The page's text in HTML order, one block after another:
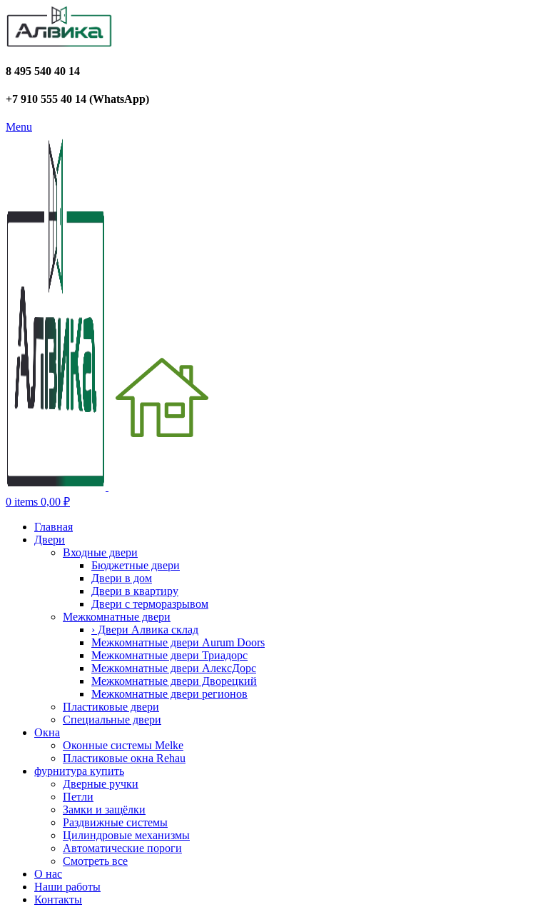
8 495 540 40 14
+7 910 555 40 14 (WhatsApp)
Menu
0 items 0,00 ₽
Главная
Двери
Входные двери
Бюджетные двери
Двери в дом
Двери в квартиру
Двери с терморазрывом
Межкомнатные двери
› Двери Алвика склад
Межкомнатные двери Aurum Doors
Межкомнатные двери Триадорс
Межкомнатные двери АлексДорс
Межкомнатные двери Дворецкий
Межкомнатные двери регионов
Пластиковые двери
Специальные двери
Окна
Оконные системы Melke
Пластиковые окна Rehau
фурнитура купить
Дверные ручки
Петли
Замки и защёлки
Раздвижные системы
Цилиндровые механизмы
Автоматические пороги
Смотреть все
О нас
Наши работы
Контакты